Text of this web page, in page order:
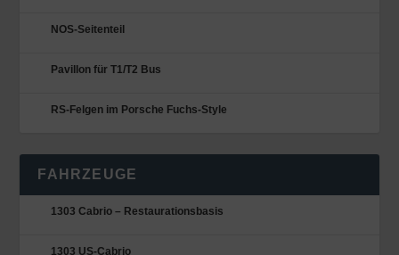
NOS-Seitenteil
Pavillon für T1/T2 Bus
RS-Felgen im Porsche Fuchs-Style
FAHRZEUGE
1303 Cabrio – Restaurationsbasis
1303 US-Cabrio